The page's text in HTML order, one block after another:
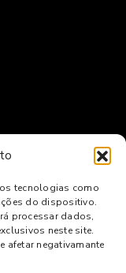
tecnologias como
do dispositivo.
processar dados,
neste site.
afetar negativamante
Online